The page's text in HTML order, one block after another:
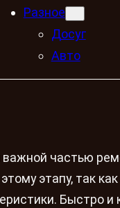
Разное
Досуг
Авто
частью
этапу, так
Быстро и